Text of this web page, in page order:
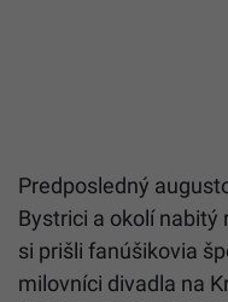
Predposledný
Bystrici a okolí
si prišli fanúšikovia
milovníci divadla na